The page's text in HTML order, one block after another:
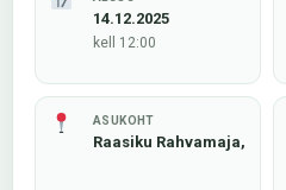
14.12.2025
kell 12:00
ASUKOHT
Raasiku Rahvamaja,